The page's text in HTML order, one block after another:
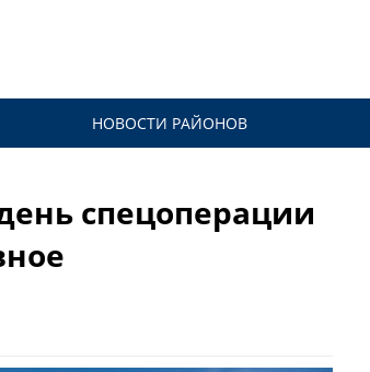
НОВОСТИ РАЙОНОВ
спецоперации